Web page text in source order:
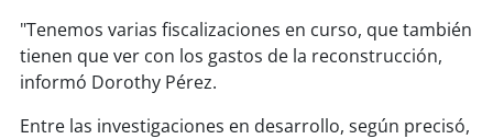
soyarauco
soytemuco
"Tenemos varias fiscalizaciones en curso, que también
tienen que ver con los gastos de la reconstrucción,
informó Dorothy Pérez.
Entre las investigaciones en desarrollo, según precisó,